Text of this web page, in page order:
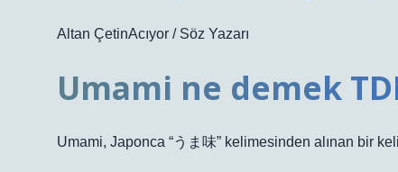
Altan ÇetinAcıyor / Söz Yazarı
Umami ne demek
Umami, Japonca “うま味” kelimesinden alınan bir